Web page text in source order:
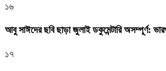
১৬
আবু সাঈদের ছবি ছাড়া জুলাই ডকুমেন্টারি অসম্পূর্ণ:
১৭